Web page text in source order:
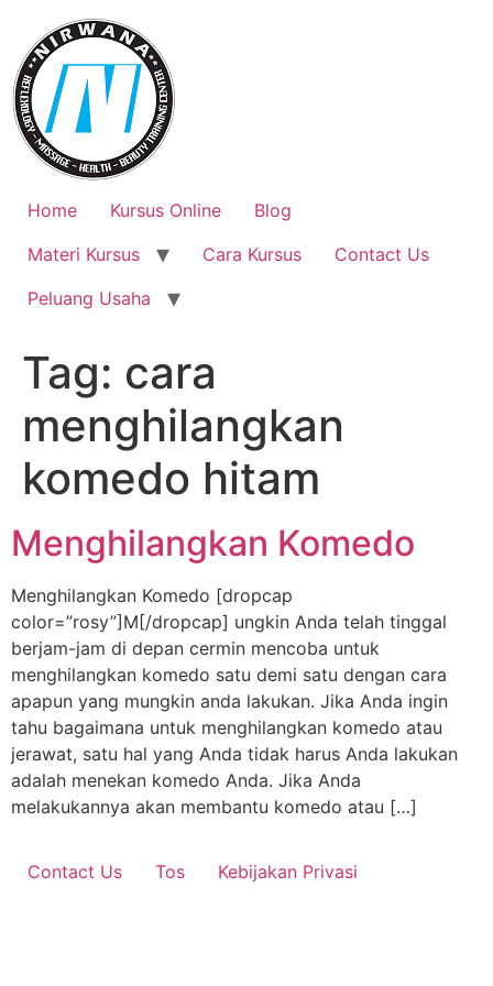
content
Home Kursus Online
Blog
Materi Kursus
Cara Kursus
Contact Us
Peluang Usaha
Tag: cara
menghilangkan
komedo hitam
Menghilangkan Komedo
Menghilangkan Komedo [dropcap
color=”rosy”]M[/dropcap] ungkin Anda telah tinggal
berjam-jam di depan cermin mencoba untuk
menghilangkan komedo satu demi satu dengan cara
apapun yang mungkin anda lakukan. Jika Anda ingin
tahu bagaimana untuk menghilangkan komedo atau
jerawat, satu hal yang Anda tidak harus Anda lakukan
adalah menekan komedo Anda. Jika Anda
melakukannya akan membantu komedo atau […]
Contact Us Tos Kebijakan Privasi